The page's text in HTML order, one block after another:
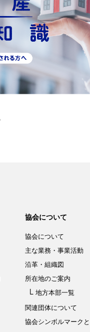
協会について
協会について
主な業務・事業活動
沿革・組織図
所在地のご案内
地方本部一覧
関連団体について
協会シンボルマークと